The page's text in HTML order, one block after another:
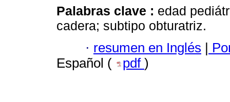
Palabras clave : edad
cadera; subtipo obturatriz.
· resumen en Inglés |
Español (
pdf )